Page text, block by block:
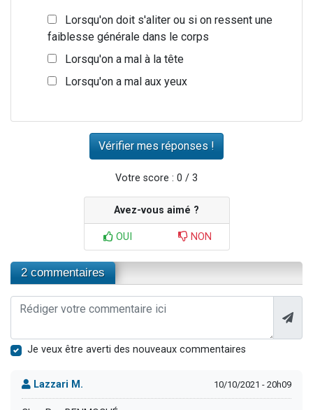
Lorsqu'on doit s'aliter ou si on ressent une
faiblesse générale dans le corps
Lorsqu'on a mal à la tête
Lorsqu'on a mal aux yeux
Votre score : 0 / 3
Avez-vous aimé ?
OUI NON
2 commentaires
Je veux être averti des nouveaux commentaires
Lazzari M. 10/10/2021 - 20h09